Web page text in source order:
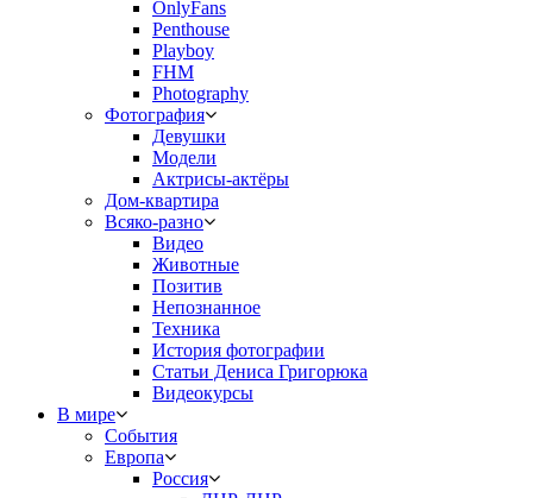
OnlyFans
Penthouse
Playboy
FHM
Photography
Фотография
Девушки
Модели
Актрисы-актёры
Дом-квартира
Всяко-разно
Видео
Животные
Позитив
Непознанное
Техника
История фотографии
Статьи Дениса Григорюка
Видеокурсы
В мире
События
Европа
Россия